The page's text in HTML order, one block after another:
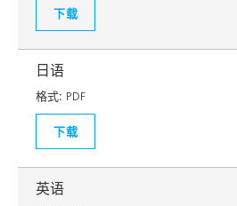
下载
日语
格式: PDF
下载
英语